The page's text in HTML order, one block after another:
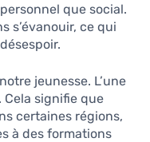
que social.
s’évanouir, ce qui
jeunesse. L’une
. Cela signifie que
certaines régions,
à des formations